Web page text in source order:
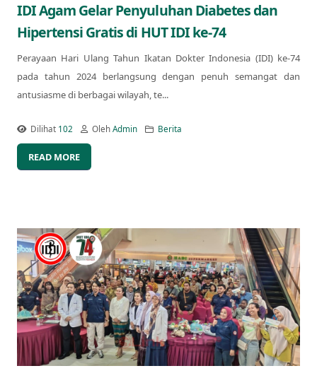
IDI Agam Gelar Penyuluhan Diabetes dan
Hipertensi Gratis di HUT IDI ke-74
Perayaan Hari Ulang Tahun Ikatan Dokter Indonesia (IDI) ke-74
pada tahun 2024 berlangsung dengan penuh semangat dan
antusiasme di berbagai wilayah, te...
Dilihat 102 OlehAdmin Berita
READ MORE